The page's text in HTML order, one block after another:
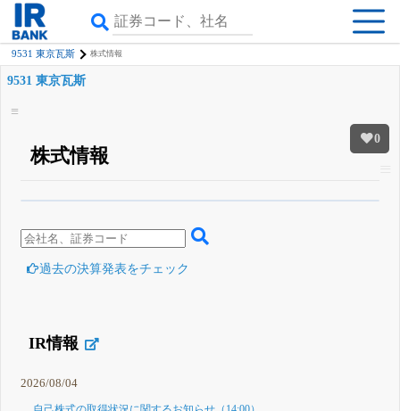
9531 東京瓦斯 株式情報
0
9531 東京瓦斯
株式情報
詳しく見られる無料でβ版をはじめる
登録すると永久30%OFFと米株版の先行利用も付きます
過去の決算発表をチェック
IR情報
2026/08/04